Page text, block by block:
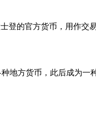
登的官方货币，用作交
地方货币，此后成为